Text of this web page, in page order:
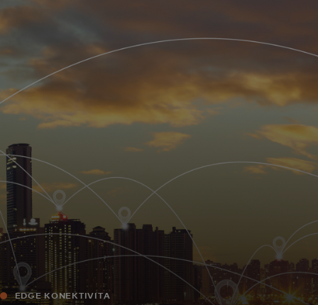
Pro firmy
Pro svět
Pro inovátory
Novinky a trendy
EDGE KONEKTIVITA